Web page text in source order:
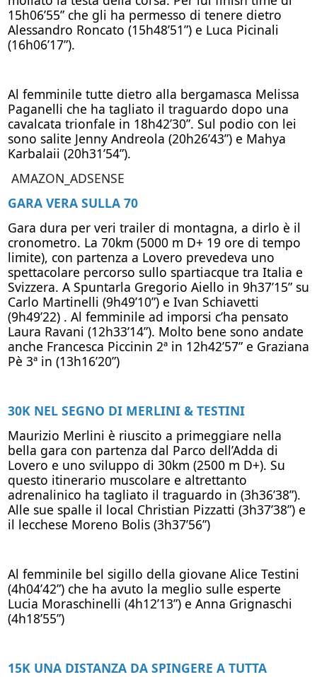
15h06’55” che gli ha permesso di tenere dietro
Alessandro Roncato (15h48’51”) e Luca Picinali
(16h06’17”).
Al femminile tutte dietro alla bergamasca Melissa
Paganelli che ha tagliato il traguardo dopo una
cavalcata trionfale in 18h42’30”. Sul podio con lei
sono salite Jenny Andreola (20h26’43”) e Mahya
Karbalaii (20h31’54”).
AMAZON_ADSENSE
GARA VERA SULLA 70
Gara dura per veri trailer di montagna, a dirlo è il
cronometro. La 70km (5000 m D+ 19 ore di tempo
limite), con partenza a Lovero prevedeva uno
spettacolare percorso sullo spartiacque tra Italia e
Svizzera. A Spuntarla Gregorio Aiello in 9h37’15” su
Carlo Martinelli (9h49’10”) e Ivan Schiavetti
(9h49’22) . Al femminile ad imporsi c’ha pensato
Laura Ravani (12h33’14”). Molto bene sono andate
anche Francesca Piccinin 2ª in 12h42’57” e Graziana
Pè 3ª in (13h16’20”)
30K NEL SEGNO DI MERLINI & TESTINI
Maurizio Merlini è riuscito a primeggiare nella
bella gara con partenza dal Parco dell’Adda di
Lovero e uno sviluppo di 30km (2500 m D+). Su
questo itinerario muscolare e altrettanto
adrenalinico ha tagliato il traguardo in (3h36’38”).
Alle sue spalle il local Christian Pizzatti (3h37’38”) e
il lecchese Moreno Bolis (3h37’56”)
Al femminile bel sigillo della giovane Alice Testini
(4h04’42”) che ha avuto la meglio sulle esperte
Lucia Moraschinelli (4h12’13”) e Anna Grignaschi
(4h18’55”)
15K UNA DISTANZA DA SPINGERE A TUTTA